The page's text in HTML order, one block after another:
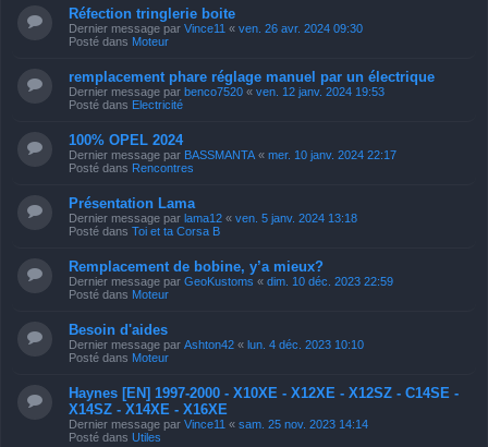
Réfection tringlerie boite
Dernier message par Vince11 « ven. 26 avr. 2024 09:30
Posté dans Moteur
remplacement phare réglage manuel par un électrique
Dernier message par benco7520 « ven. 12 janv. 2024 19:53
Posté dans Electricité
100% OPEL 2024
Dernier message par BASSMANTA « mer. 10 janv. 2024 22:17
Posté dans Rencontres
Présentation Lama
Dernier message par lama12 « ven. 5 janv. 2024 13:18
Posté dans Toi et ta Corsa B
Remplacement de bobine, y’a mieux?
Dernier message par GeoKustoms « dim. 10 déc. 2023 22:59
Posté dans Moteur
Besoin d'aides
Dernier message par Ashton42 « lun. 4 déc. 2023 10:10
Posté dans Moteur
Haynes [EN] 1997-2000 - X10XE - X12XE - X12SZ - C14SE -
X14SZ - X14XE - X16XE
Dernier message par Vince11 « sam. 25 nov. 2023 14:14
Posté dans Utiles